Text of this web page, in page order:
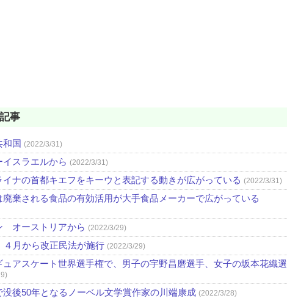
事
和国 (2022/3/31)
スラエルから (2022/3/31)
イナの首都キエフをキーウと表記する動きが広がっている (2022/3/31)
廃棄される食品の有効活用が大手食品メーカーで広がっている
オーストリアから (2022/3/29)
４月から改正民法が施行 (2022/3/29)
ュアスケート世界選手権で、男子の宇野昌磨選手、女子の坂本花織選
没後50年となるノーベル文学賞作家の川端康成 (2022/3/28)